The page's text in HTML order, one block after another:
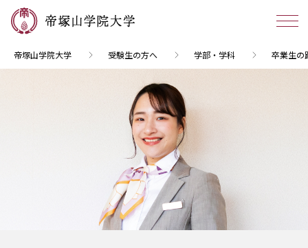
帝塚山学院大学 受験生の方へ 学部・学科 卒業生の